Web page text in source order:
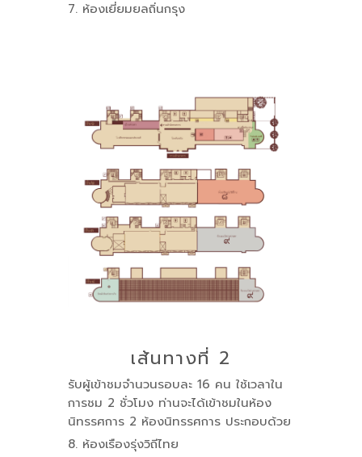
7. ห้องเยี่ยมยลถิ่นกรุง
เส้นทางที่ 2
รับผู้เข้าชมจำนวนรอบละ 16 คน ใช้เวลาใน
การชม 2 ชั่วโมง ท่านจะได้เข้าชมในห้อง
นิทรรศการ 2 ห้องนิทรรศการ ประกอบด้วย
8. ห้องเรืองรุ่งวิถีไทย